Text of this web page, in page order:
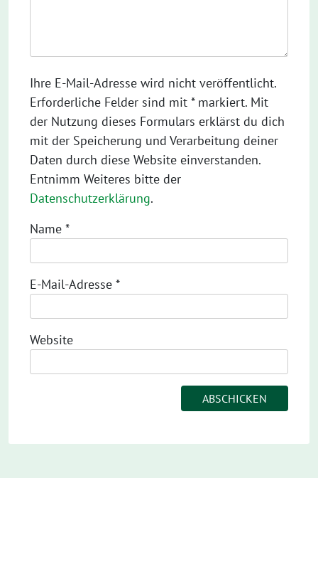
Ihre E-Mail-Adresse wird nicht veröffentlicht.
Erforderliche Felder sind mit * markiert. Mit
der Nutzung dieses Formulars erklärst du dich
mit der Speicherung und Verarbeitung deiner
Daten durch diese Website einverstanden.
Entnimm Weiteres bitte der
Datenschutzerklärung.
Name *
E-Mail-Adresse *
Website